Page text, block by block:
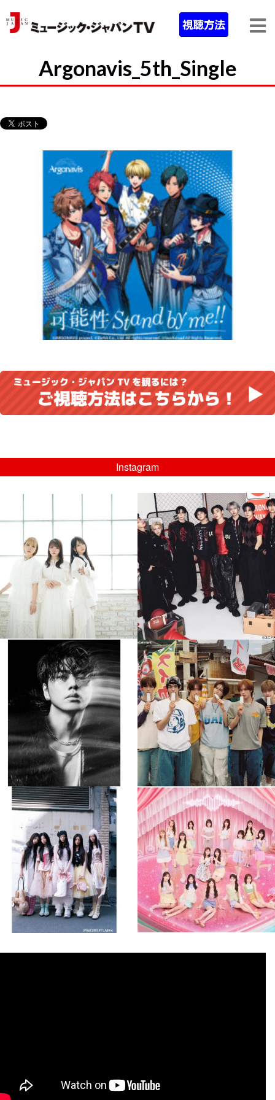
Argonavis_5th_Single
Instagram
...
8月 4
4 0
musicjapantv
💡08/05(水)23:00特番放送！
...
8月 4
4 0
musicjapantv
💡8月特番放送決定！
...
8月 4
510 0
musicjapantv
💡8月特番放送決定！
...
8月 4
6 0
musicjapantv
💡8月特番放送決定！
8月 4
2 0
musicjapantv
💡8月特番放送決定！
...
8月 4
2 0